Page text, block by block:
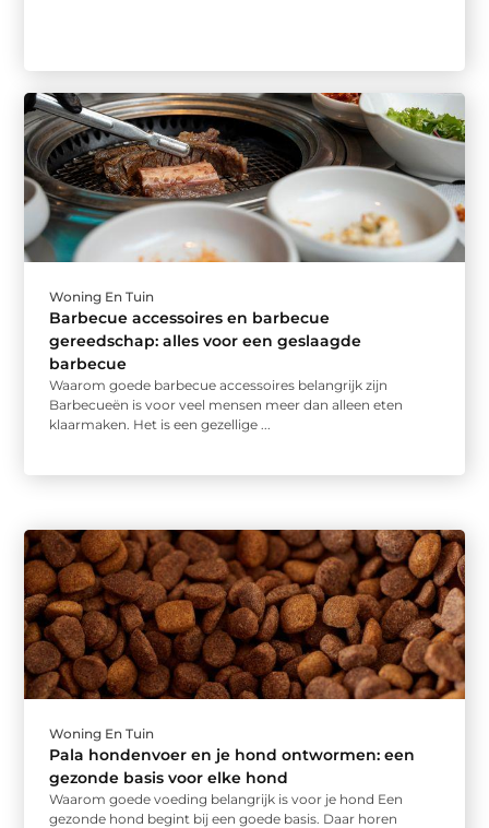
Woning En Tuin
Barbecue accessoires en barbecue
gereedschap: alles voor een geslaagde
barbecue
Waarom goede barbecue accessoires belangrijk zijn
Barbecueën is voor veel mensen meer dan alleen eten
klaarmaken. Het is een gezellige ...
Woning En Tuin
Pala hondenvoer en je hond ontwormen: een
gezonde basis voor elke hond
Waarom goede voeding belangrijk is voor je hond Een
gezonde hond begint bij een goede basis. Daar horen